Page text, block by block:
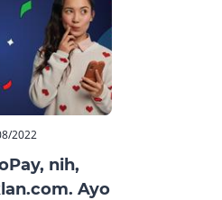
2022
nih,
Ayo